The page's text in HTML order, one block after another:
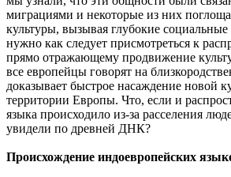
миграциями и некоторые из них
культуры, вызывая глубокие
нужно как следует присмотреться к
прямо отражающему продвижение
все европейцы говорят на
доказывает быстрое насаждение новой
территории Европы. Что, если и
языка происходило из-за расселения
увидели по древней ДНК?
Происхождение индоевропейских